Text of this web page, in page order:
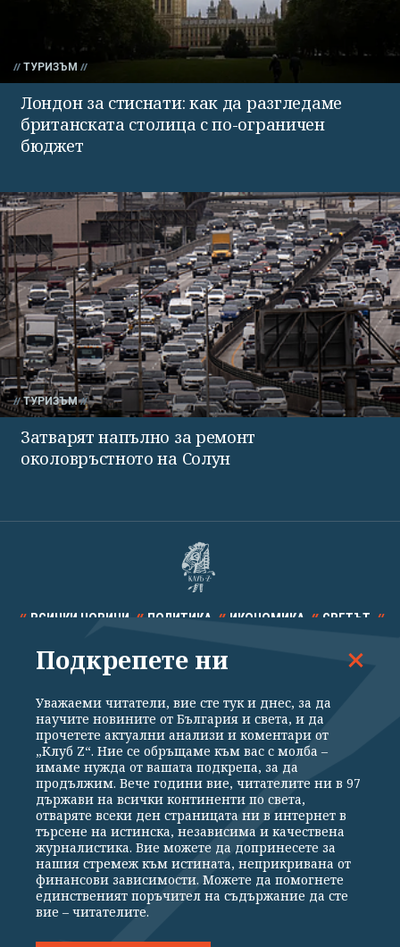
ТУРИЗЪМ
Лондон за стиснати: как да разгледаме
британската столица с по-ограничен
бюджет
ТУРИЗЪМ
Затварят напълно за ремонт
околовръстното на Солун
ВСИЧКИ НОВИНИ ПОЛИТИКА ИКОНОМИКА СВЕТЪТ
СПОРТ КУЛТУРА ТЕХНОЛОГИИ КАЛЕЙДОСКОП
Общи условия
Политика за поверителност
Реклама
Партньори Контакти
За Клуб Z
Екип
Подкрепете ни
Издател на www.clubz.bg е „Клуб Зебра Медия“ ЕООД, София, ул. "Алеко
Константинов" 3. Всички права запазени 2026 „Клуб Зебра Медия“
Препечатването на материали, снимки и видео от www.clubz.bg без
Подкрепете ни
Уважаеми читатели, вие сте тук и днес, за да
научите новините от България и света, и да
прочетете актуални анализи и коментари от
„Клуб Z“. Ние се обръщаме към вас с молба –
имаме нужда от вашата подкрепа, за да
продължим. Вече години вие, читателите ни в 97
държави на всички континенти по света,
отваряте всеки ден страницата ни в интернет в
търсене на истинска, независима и качествена
журналистика. Вие можете да допринесете за
нашия стремеж към истината, неприкривана от
финансови зависимости. Можете да помогнете
единственият поръчител на съдържание да сте
вие – читателите.